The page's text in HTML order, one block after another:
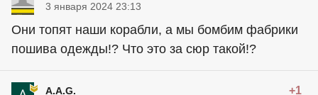
3 января 2024 23:13
Они топят наши корабли, а мы бомбим фабрики
пошива одежды!? Что это за сюр такой!?
A.A.G. +1